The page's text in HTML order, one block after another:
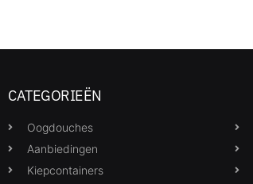
CATEGORIEËN
Oogdouches
Aanbiedingen
Kiepcontainers